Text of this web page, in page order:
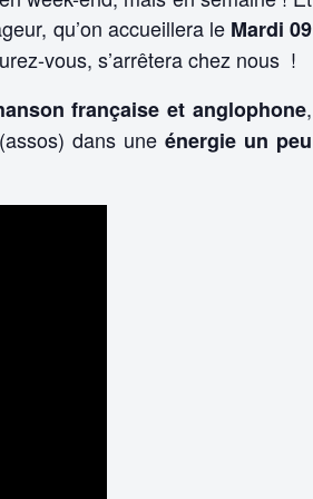
qu’on accueillera le Mardi 09
vous, s’arrêtera chez nous !
française et anglophone,
dans une énergie un peu